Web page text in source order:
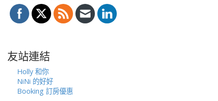
友站連結
Holly 和你
NiNi 的好好
Booking 訂房優惠